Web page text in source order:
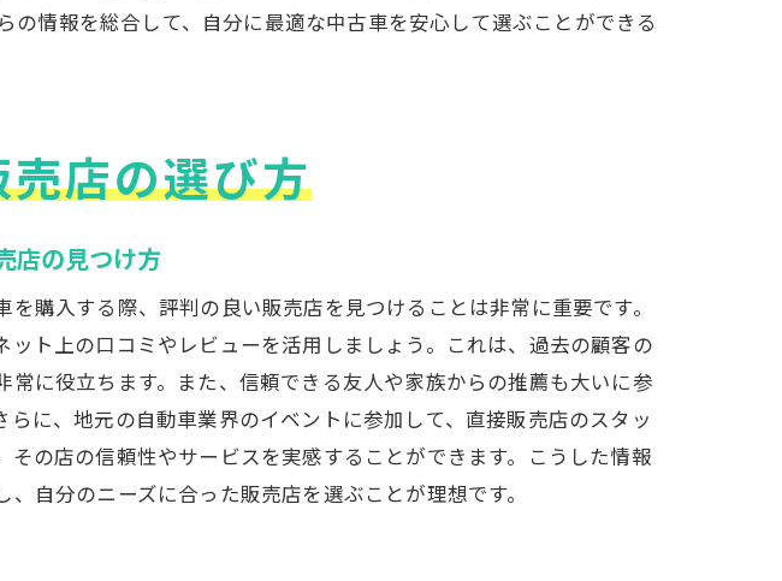
変動
のポイント
情報を総合して、自分に最適な中古車を安心して選ぶことができる
店の選び方
店の見つけ方
を購入する際、評判の良い販売店を見つけることは非常に重要です。
ット上の口コミやレビューを活用しましょう。これは、過去の顧客の
常に役立ちます。また、信頼できる友人や家族からの推薦も大いに参
らに、地元の自動車業界のイベントに参加して、直接販売店のスタッ
その店の信頼性やサービスを実感することができます。こうした情報
、自分のニーズに合った販売店を選ぶことが理想です。